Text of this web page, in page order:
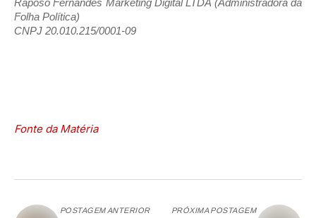
Raposo Fernandes Marketing Digital LTDA (Administradora da
Folha Política)
CNPJ 20.010.215/0001-09
Fonte da Matéria
POSTAGEM ANTERIOR PRÓXIMA POSTAGEM